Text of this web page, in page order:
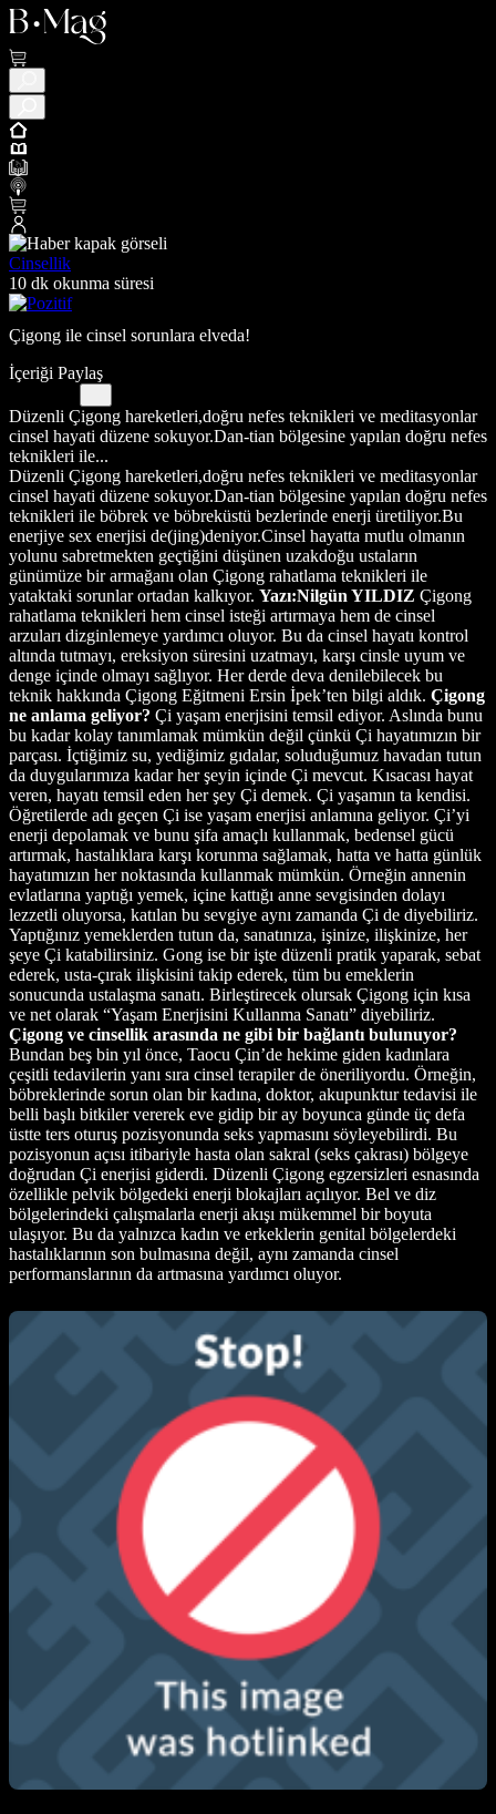
Cinsellik
10 dk okunma süresi
Çigong ile cinsel sorunlara elveda!
İçeriği Paylaş
Düzenli Çigong hareketleri,doğru nefes teknikleri ve meditasyonlar
cinsel hayati düzene sokuyor.Dan-tian bölgesine yapılan doğru nefes
teknikleri ile...
Düzenli Çigong hareketleri,doğru nefes teknikleri ve meditasyonlar
cinsel hayati düzene sokuyor.Dan-tian bölgesine yapılan doğru nefes
teknikleri ile böbrek ve böbreküstü bezlerinde enerji üretiliyor.Bu
enerjiye sex enerjisi de(jing)deniyor.Cinsel hayatta mutlu olmanın
yolunu sabretmekten geçtiğini düşünen uzakdoğu ustaların
günümüze bir armağanı olan Çigong rahatlama teknikleri ile
yataktaki sorunlar ortadan kalkıyor. Yazı:Nilgün YILDIZ Çigong
rahatlama teknikleri hem cinsel isteği artırmaya hem de cinsel
arzuları dizginlemeye yardımcı oluyor. Bu da cinsel hayatı kontrol
altında tutmayı, ereksiyon süresini uzatmayı, karşı cinsle uyum ve
denge içinde olmayı sağlıyor. Her derde deva denilebilecek bu
teknik hakkında Çigong Eğitmeni Ersin İpek’ten bilgi aldık. Çigong
ne anlama geliyor? Çi yaşam enerjisini temsil ediyor. Aslında bunu
bu kadar kolay tanımlamak mümkün değil çünkü Çi hayatımızın bir
parçası. İçtiğimiz su, yediğimiz gıdalar, soluduğumuz havadan tutun
da duygularımıza kadar her şeyin içinde Çi mevcut. Kısacası hayat
veren, hayatı temsil eden her şey Çi demek. Çi yaşamın ta kendisi.
Öğretilerde adı geçen Çi ise yaşam enerjisi anlamına geliyor. Çi’yi
enerji depolamak ve bunu şifa amaçlı kullanmak, bedensel gücü
artırmak, hastalıklara karşı korunma sağlamak, hatta ve hatta günlük
hayatımızın her noktasında kullanmak mümkün. Örneğin annenin
evlatlarına yaptığı yemek, içine kattığı anne sevgisinden dolayı
lezzetli oluyorsa, katılan bu sevgiye aynı zamanda Çi de diyebiliriz.
Yaptığınız yemeklerden tutun da, sanatınıza, işinize, ilişkinize, her
şeye Çi katabilirsiniz. Gong ise bir işte düzenli pratik yaparak, sebat
ederek, usta-çırak ilişkisini takip ederek, tüm bu emeklerin
sonucunda ustalaşma sanatı. Birleştirecek olursak Çigong için kısa
ve net olarak “Yaşam Enerjisini Kullanma Sanatı” diyebiliriz.
Çigong ve cinsellik arasında ne gibi bir bağlantı bulunuyor?
Bundan beş bin yıl önce, Taocu Çin’de hekime giden kadınlara
çeşitli tedavilerin yanı sıra cinsel terapiler de öneriliyordu. Örneğin,
böbreklerinde sorun olan bir kadına, doktor, akupunktur tedavisi ile
belli başlı bitkiler vererek eve gidip bir ay boyunca günde üç defa
üstte ters oturuş pozisyonunda seks yapmasını söyleyebilirdi. Bu
pozisyonun açısı itibariyle hasta olan sakral (seks çakrası) bölgeye
doğrudan Çi enerjisi giderdi. Düzenli Çigong egzersizleri esnasında
özellikle pelvik bölgedeki enerji blokajları açılıyor. Bel ve diz
bölgelerindeki çalışmalarla enerji akışı mükemmel bir boyuta
ulaşıyor. Bu da yalnızca kadın ve erkeklerin genital bölgelerdeki
hastalıklarının son bulmasına değil, aynı zamanda cinsel
performanslarının da artmasına yardımcı oluyor.